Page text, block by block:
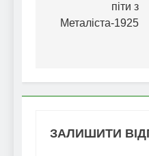
піти з
Металіста-1925
ЗАЛИШИТИ